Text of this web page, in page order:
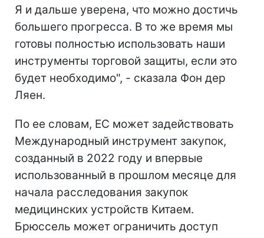
Я и дальше уверена, что можно достичь
большего прогресса. В то же время мы
готовы полностью использовать наши
инструменты торговой защиты, если это
будет необходимо", - сказала Фон дер
Ляен.
По ее словам, ЕС может задействовать
Международный инструмент закупок,
созданный в 2022 году и впервые
использованный в прошлом месяце для
начала расследования закупок
медицинских устройств Китаем.
Брюссель может ограничить доступ